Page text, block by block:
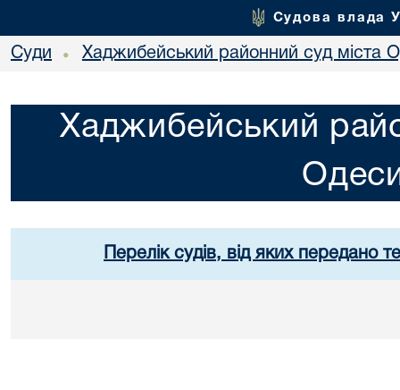
Судова влада
Суди • Хаджибейський районний суд міста
Хаджибейський
Перелік судів, від яких передано